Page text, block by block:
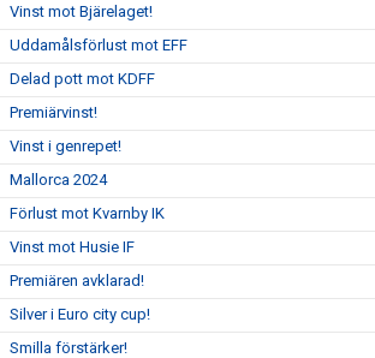
Vinst mot Bjärelaget!
Uddamålsförlust mot EFF
Delad pott mot KDFF
Premiärvinst!
Vinst i genrepet!
Mallorca 2024
Förlust mot Kvarnby IK
Vinst mot Husie IF
Premiären avklarad!
Silver i Euro city cup!
Smilla förstärker!